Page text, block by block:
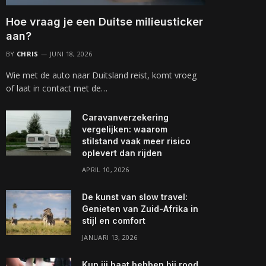
Hoe vraag je een Duitse milieusticker
aan?
BY CHRIS JUNI 18, 2026
Wie met de auto naar Duitsland reist, komt vroeg
of laat in contact met de…
Caravanverzekering
vergelijken: waarom
stilstand vaak meer risico
oplevert dan rijden
APRIL 10, 2026
De kunst van slow travel:
Genieten van Zuid-Afrika in
stijl en comfort
JANUARI 13, 2026